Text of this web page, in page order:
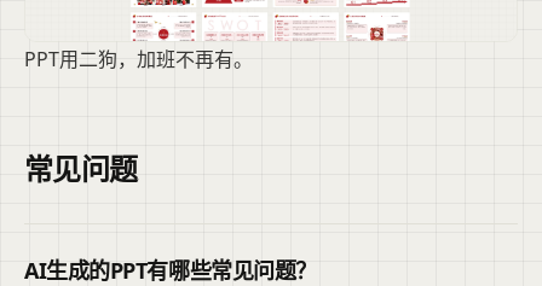
PPT用二狗，加班不再有。
常见问题
AI生成的PPT有哪些常见问题？